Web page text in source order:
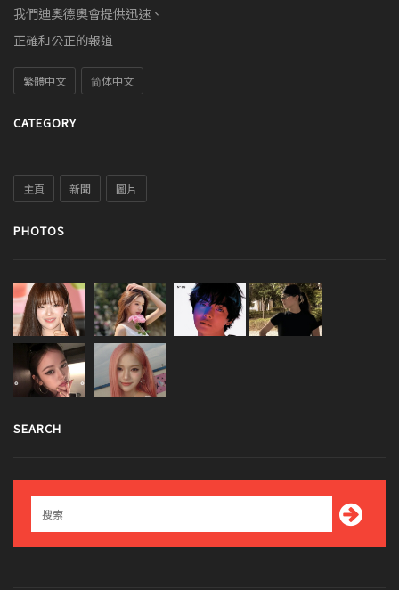
我們迪奧德奧會提供迅速、
正確和公正的報道
繁體中文 简体中文
CATEGORY
主頁 新聞 圖片
PHOTOS
SEARCH